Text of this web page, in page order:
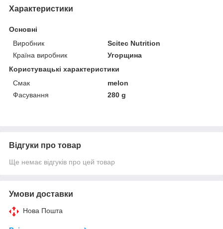
Характеристики
Основні
Виробник
Scitec Nutrition
Країна виробник
Угорщина
Користувацькі характеристики
Смак
melon
Фасування
280 g
Відгуки про товар
Ще немає відгуків про цей товар
Умови доставки
Нова Пошта